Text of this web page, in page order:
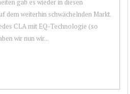
gab es wieder in diesen
dem weiterhin schwächelnden Markt.
CLA mit EQ-Technologie (so
wir nun wir...